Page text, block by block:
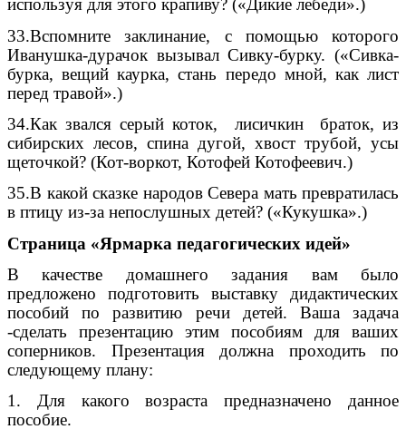
используя для этого крапиву? («Дикие лебеди».)
33.Вспомните заклинание, с помощью которого
Иванушка-дурачок вызывал Сивку-бурку. («Сивка-
бурка, вещий каурка, стань передо мной, как лист
перед травой».)
34.Как звался серый коток, лисичкин браток, из
сибирских лесов, спина дугой, хвост трубой, усы
щеточкой? (Кот-воркот, Котофей Котофеевич.)
35.В какой сказке народов Севера мать превратилась
в птицу из-за непослушных детей? («Кукушка».)
Страница «Ярмарка педагогических идей»
В качестве домашнего задания вам было
предложено подготовить выставку дидактических
пособий по развитию речи детей. Ваша задача
-сделать презентацию этим пособиям для ваших
соперников. Презентация должна проходить по
следующему плану:
1. Для какого возраста предназначено данное
пособие.